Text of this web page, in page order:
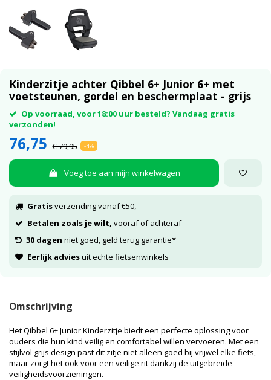
Kinderzitje achter Qibbel 6+ Junior 6+ met
voetsteunen, gordel en beschermplaat - grijs
Op voorraad, voor 18:00 uur besteld? Vandaag gratis
verzonden!
76,75 € 79,95 -4%
Voeg toe aan mijn winkelwagen
Gratisverzending vanaf €50,-
Betalen zoals je wilt, vooraf of achteraf
30 dagen niet goed, geld terug garantie*
Eerlijk adviesuit echte fietsenwinkels
Omschrijving
Het Qibbel 6+ Junior Kinderzitje biedt een perfecte oplossing voor
ouders die hun kind veilig en comfortabel willen vervoeren. Met een
stijlvol grijs design past dit zitje niet alleen goed bij vrijwel elke fiets,
maar zorgt het ook voor een veilige rit dankzij de uitgebreide
veiligheidsvoorzieningen.